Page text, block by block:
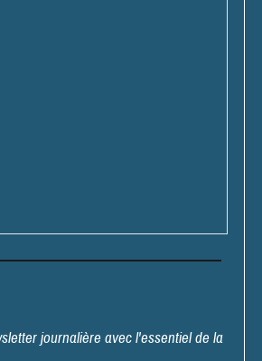
journalière avec l'essentiel de la